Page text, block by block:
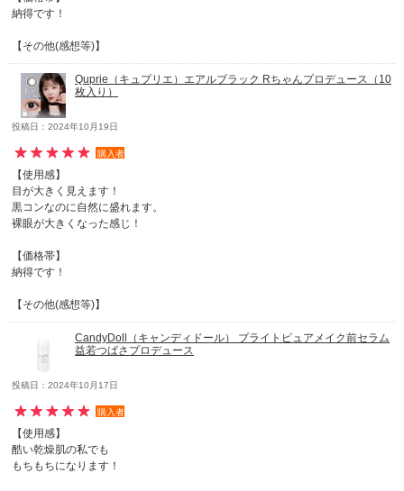
納得です！
【その他(感想等)】
Quprie（キュプリエ）エアルブラック Rちゃんプロデュース（10
枚入り）
投稿日：2024年10月19日
購入者
【使用感】
目が大きく見えます！
黒コンなのに自然に盛れます。
裸眼が大きくなった感じ！
【価格帯】
納得です！
【その他(感想等)】
CandyDoll（キャンディドール） ブライトピュアメイク前セラム
益若つばさプロデュース
投稿日：2024年10月17日
購入者
【使用感】
酷い乾燥肌の私でも
もちもちになります！